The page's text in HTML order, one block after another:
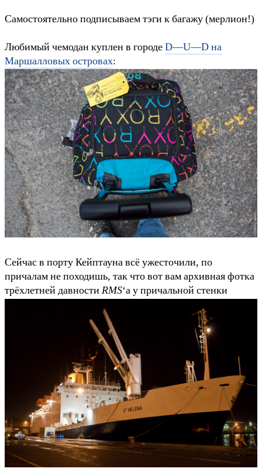
Самостоятельно подписываем тэги к багажу (мерлион!)
Любимый чемодан куплен в городеD—U—D на
Маршалловых островах:
Сейчас в порту Кейптауна всё ужесточили, по
причалам не походишь, так что вот вам архивная фотка
трёхлетней давности RMS‘а у причальной стенки